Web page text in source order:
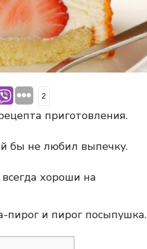
2
приготовления.
бы не любил выпечку.
хороши на
и пирог посыпушка.